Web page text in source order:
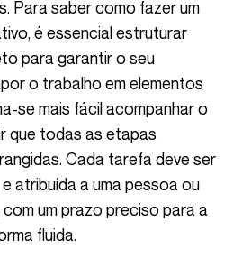
Para saber como fazer um
é essencial estruturar
para garantir o seu
o trabalho em elementos
se mais fácil acompanhar o
que todas as etapas
Cada tarefa deve ser
atribuída a uma pessoa ou
um prazo preciso para a
fluida.